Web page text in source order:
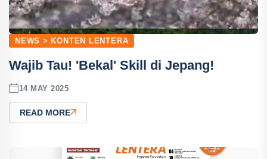
NEWS > KONTEN LENTERA
Wajib Tau! 'Bekal' Skill di Jepang!
14 MAY 2025
READ MORE